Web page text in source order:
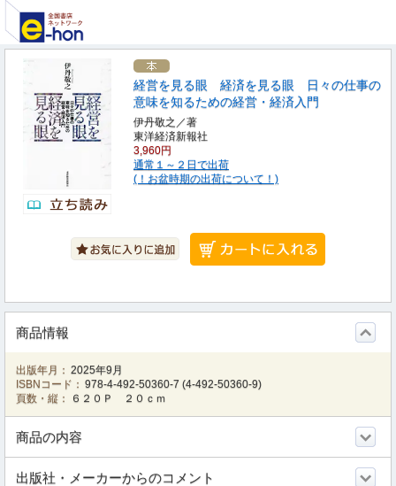
経営を見る眼 経済を見る眼 日々の仕事の
意味を知るための経営・経済入門
伊丹敬之／著
東洋経済新報社
3,960円
通常１～２日で出荷
(！お盆時期の出荷について！)
商品情報
出版年月： 2025年9月
ISBNコード： 978-4-492-50360-7 (4-492-50360-9)
頁数・縦：
６２０Ｐ ２０ｃｍ
商品の内容
出版社・メーカーからのコメント